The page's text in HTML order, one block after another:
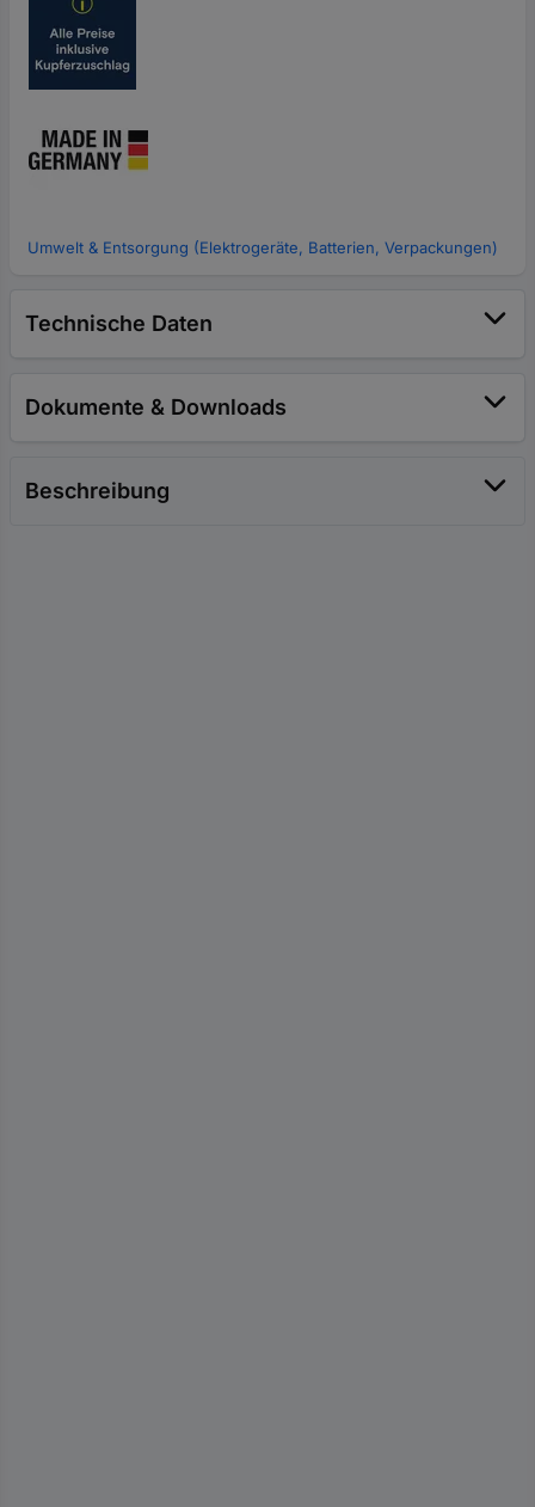
Umwelt & Entsorgung (Elektrogeräte, Batterien, Verpackungen)
Technische Daten
Dokumente & Downloads
Beschreibung